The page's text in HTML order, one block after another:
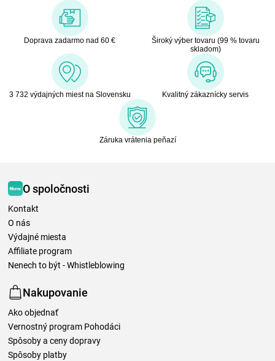
Doprava zadarmo nad 60 €
Široký výber tovaru (99 % tovaru
skladom)
3 732 výdajných miest na Slovensku Kvalitný zákaznícky servis
Záruka vrátenia peňazí
O spoločnosti
Kontakt
O nás
Výdajné miesta
Affiliate program
Nenech to být - Whistleblowing
Nakupovanie
Ako objednať
Vernostný program Pohodáci
Spôsoby a ceny dopravy
Spôsoby platby